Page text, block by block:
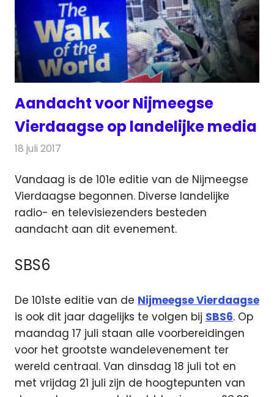
Aandacht voor Nijmeegse
Vierdaagse op landelijke media
18 juli 2017
Vandaag is de 101e editie van de Nijmeegse
Vierdaagse begonnen. Diverse landelijke
radio- en televisiezenders besteden
aandacht aan dit evenement.
SBS6
De 101ste editie van de Nijmeegse Vierdaagse
is ook dit jaar dagelijks te volgen bij SBS6. Op
maandag 17 juli staan alle voorbereidingen
voor het grootste wandelevenement ter
wereld centraal. Van dinsdag 18 juli tot en
met vrijdag 21 juli zijn de hoogtepunten van